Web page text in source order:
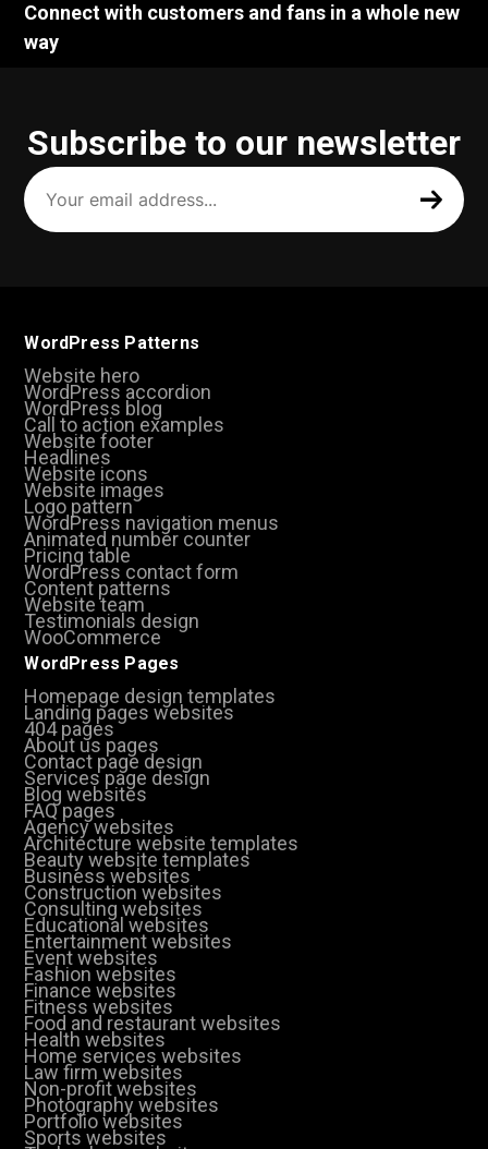
Connect with customers and fans in a whole new
way
Subscribe to our newsletter
Your
email
address
(Required)
WordPress Patterns
Website hero
WordPress accordion
WordPress blog
Call to action examples
Website footer
Headlines
Website icons
Website images
Logo pattern
WordPress navigation menus
Animated number counter
Pricing table
WordPress contact form
Content patterns
Website team
Testimonials design
WooCommerce
WordPress Pages
Homepage design templates
Landing pages websites
404 pages
About us pages
Contact page design
Services page design
Blog websites
FAQ pages
Agency websites
Architecture website templates
Beauty website templates
Business websites
Construction websites
Consulting websites
Educational websites
Entertainment websites
Event websites
Fashion websites
Finance websites
Fitness websites
Food and restaurant websites
Health websites
Home services websites
Law firm websites
Non-profit websites
Photography websites
Portfolio websites
Sports websites